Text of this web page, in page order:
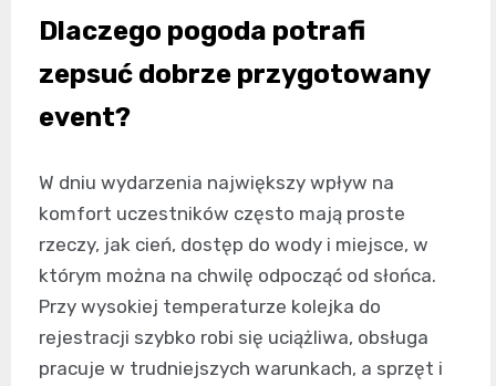
Dlaczego pogoda potrafi
zepsuć dobrze przygotowany
event?
W dniu wydarzenia największy wpływ na
komfort uczestników często mają proste
rzeczy, jak cień, dostęp do wody i miejsce, w
którym można na chwilę odpocząć od słońca.
Przy wysokiej temperaturze kolejka do
rejestracji szybko robi się uciążliwa, obsługa
pracuje w trudniejszych warunkach, a sprzęt i